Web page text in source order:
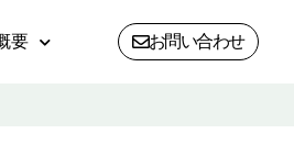
要 お問い合わせ